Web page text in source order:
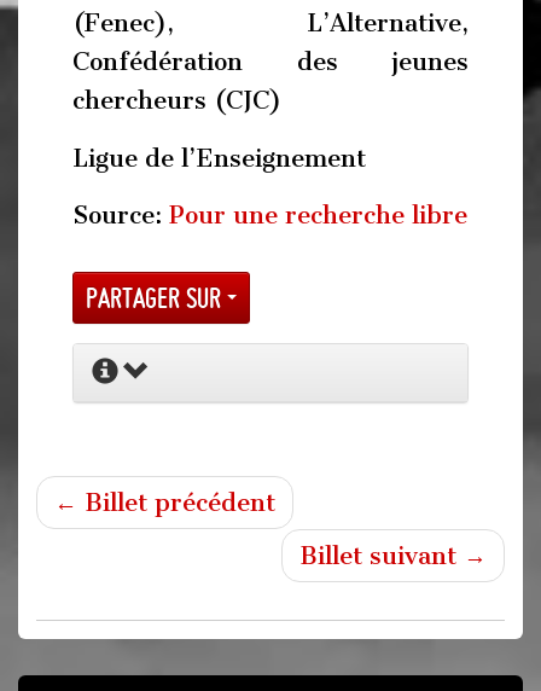
(Fenec), L’Alternative,
Confédération des jeunes
chercheurs (CJC)
Ligue de l’Enseignement
Source: Pour une recherche libre
Partager sur
← Billet précédent
Billet suivant →